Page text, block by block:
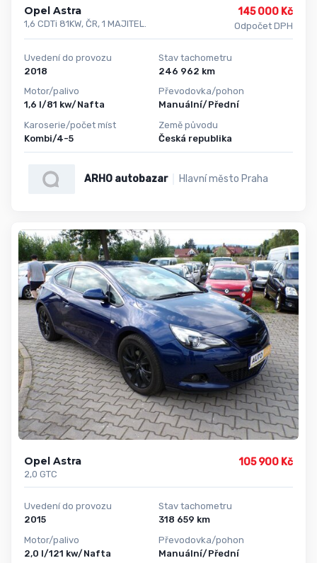
Opel Astra
1,6 CDTi 81KW, ČR, 1 MAJITEL.
145 000 Kč
Odpočet DPH
Uvedení do provozu
2018
Motor/palivo
1,6 l/81 kw/Nafta
Karoserie/počet míst
Kombi/4-5
Stav tachometru
246 962 km
Převodovka/pohon
Manuální/Přední
Země původu
Česká republika
ARHO autobazar Hlavní město Praha
Opel Astra
2,0 GTC
105 900 Kč
Uvedení do provozu
2015
Motor/palivo
2,0 l/121 kw/Nafta
Stav tachometru
318 659 km
Převodovka/pohon
Manuální/Přední